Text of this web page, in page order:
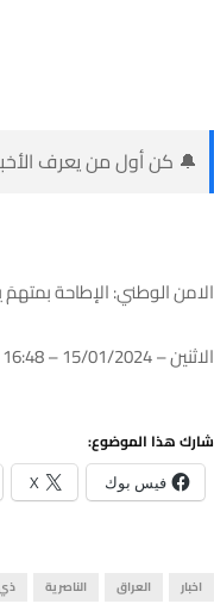
🔔 كن أول من يعرف
الامن الوطني: الإطاحة
الاثنين – 15/01/2024 – 16:48
شارك هذا الموضوع:
فيس بوك X
اخبار العراق الناصرية